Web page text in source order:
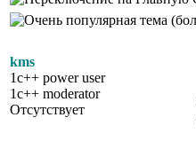
kms
1c++ power user
1c++ moderator
Отсутствует